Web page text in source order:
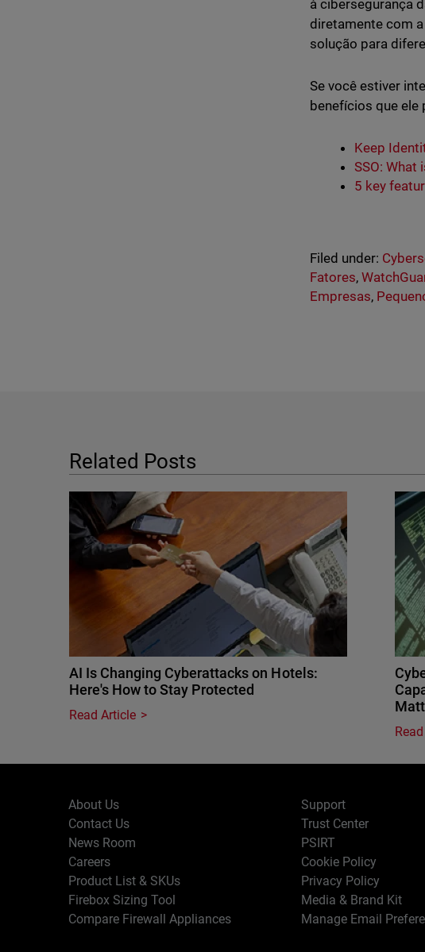
à cibersegurança
diretamente com
solução para
Se você estiver
benefícios que
Keep
SSO:
5 key
Filed under:
Fatores,
Empresas,
Related Posts
AI Is Changing Cyberattacks on Hotels:
Here's How to Stay Protected
Read Article
About Us
Contact Us
News Room
Careers
Product List & SKUs
Firebox Sizing Tool
Compare Firewall Appliances
Support
Trust Center
PSIRT
Cookie Policy
Privacy Policy
Media & Brand Kit
Manage Email